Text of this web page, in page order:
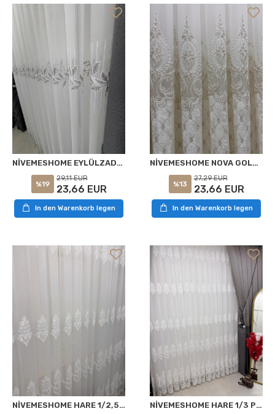
NİVEMESHOME EYLÜLZADE SILBER DETAILS 1/3 FALTROLLO GARDINE APM
%19
29,11 EUR
23,66 EUR
In den Warenkorb legen
NİVEMESHOME NOVA GOLD DETAYLI 1/2,5 PİLELİ TÜL PERDE APM
%13
27,29 EUR
23,66 EUR
In den Warenkorb legen
NİVEMESHOME HARE 1/2,5 PİLELİ TÜL PERDE APM NİVEMESHOME HARE 1/3 PİLELİ TÜL PERDE APM